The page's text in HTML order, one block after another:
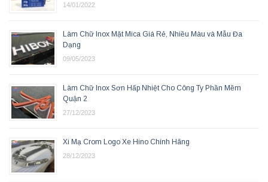
14/01/2022
Làm Chữ Inox Mặt Mica Giá Rẻ, Nhiều Màu và Mẫu Đa
Dạng
09/05/2023
Làm Chữ Inox Sơn Hấp Nhiệt Cho Công Ty Phần Mềm
Quận 2
27/12/2023
Xi Mạ Crom Logo Xe Hino Chính Hãng
28/12/2023